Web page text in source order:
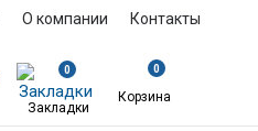
О компании Контакты
0
Закладки
0
Корзина